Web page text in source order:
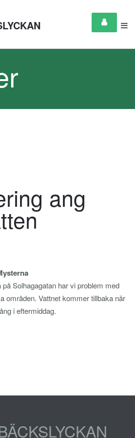
ang
Solhagagatan har vi problem med
områden. Vattnet kommer tillbaka när
i eftermiddag.